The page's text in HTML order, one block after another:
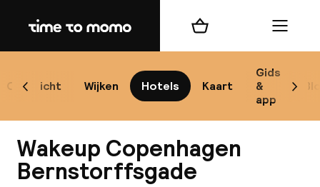
Home
Overzicht Wijken Hotels Kaart
Gids
&
app
Scroll naar links
Winkelmand Menu
Wakeup Copenhagen
Bernstorffsgade